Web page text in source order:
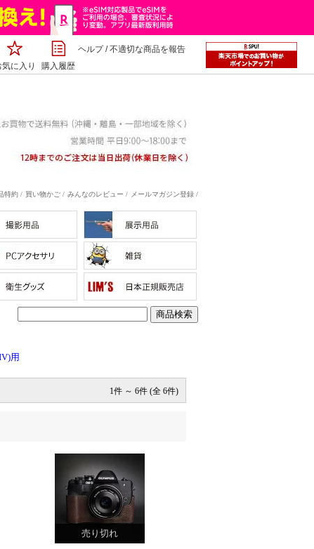
気に入り 購入履歴
ヘルプ/不適切な商品を報告
特約 / 買い物かご / みんなのレビュー / メールマガジン登録 /
用
1件 ～ 6件 (全 6件)
売り切れ